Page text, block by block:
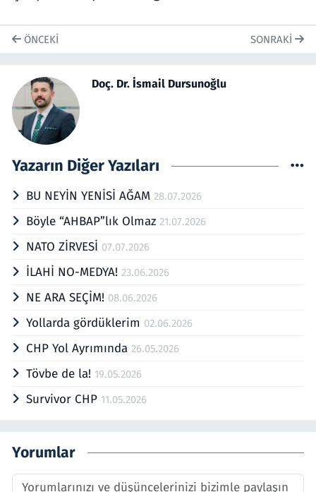
ÖNCEKI SONRAKI
Doç. Dr. İsmail Dursunoğlu
Yazarın Diğer Yazıları
BU NEYİN YENİSİ AĞAM 28.07.2026
Böyle “AHBAP”lık Olmaz 21.07.2026
NATO ZİRVESİ 07.07.2026
İLAHİ NO-MEDYA! 23.06.2026
NE ARA SEÇİM! 08.06.2026
Yollarda gördüklerim 02.06.2026
CHP Yol Ayrımında 26.05.2026
Tövbe de la! 19.05.2026
Survivor CHP 11.05.2026
Yorumlar